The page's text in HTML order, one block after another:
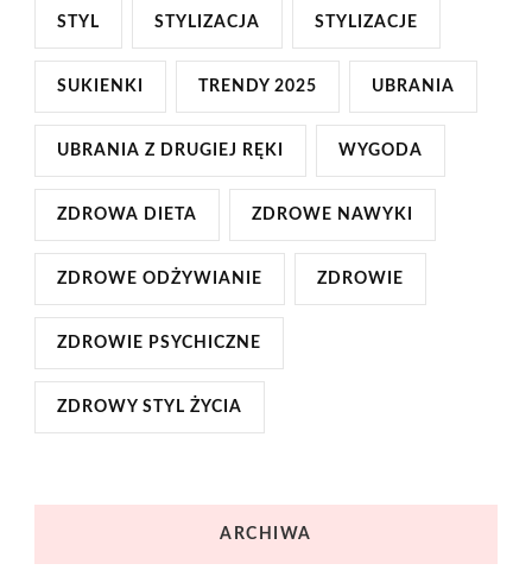
STYL STYLIZACJA STYLIZACJE
SUKIENKI TRENDY 2025 UBRANIA
UBRANIA Z DRUGIEJ RĘKI WYGODA
ZDROWA DIETA ZDROWE NAWYKI
ZDROWE ODŻYWIANIE ZDROWIE
ZDROWIE PSYCHICZNE
ZDROWY STYL ŻYCIA
ARCHIWA